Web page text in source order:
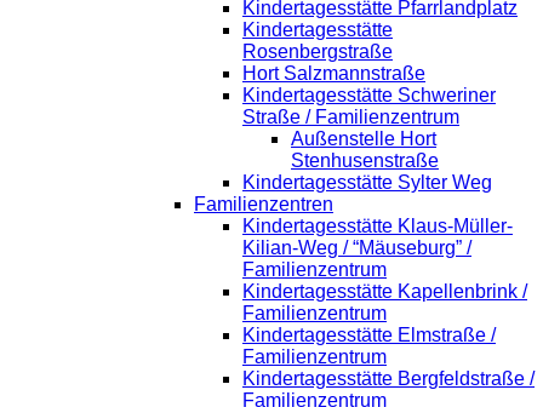
Kindertagesstätte Pfarrlandplatz
Kindertagesstätte
Rosenbergstraße
Hort Salzmannstraße
Kindertagesstätte Schweriner
Straße / Familienzentrum
Außenstelle Hort
Stenhusenstraße
Kindertagesstätte Sylter Weg
Familienzentren
Kindertagesstätte Klaus-Müller-
Kilian-Weg / “Mäuseburg” /
Familienzentrum
Kindertagesstätte Kapellenbrink /
Familienzentrum
Kindertagesstätte Elmstraße /
Familienzentrum
Kindertagesstätte Bergfeldstraße /
Familienzentrum